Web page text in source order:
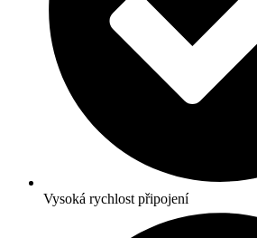
Vysoká rychlost připojení